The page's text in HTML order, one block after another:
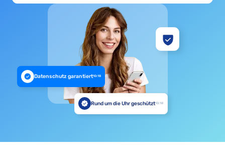
Datenschutz garantiert10:18
Rund um die Uhr geschützt10:18